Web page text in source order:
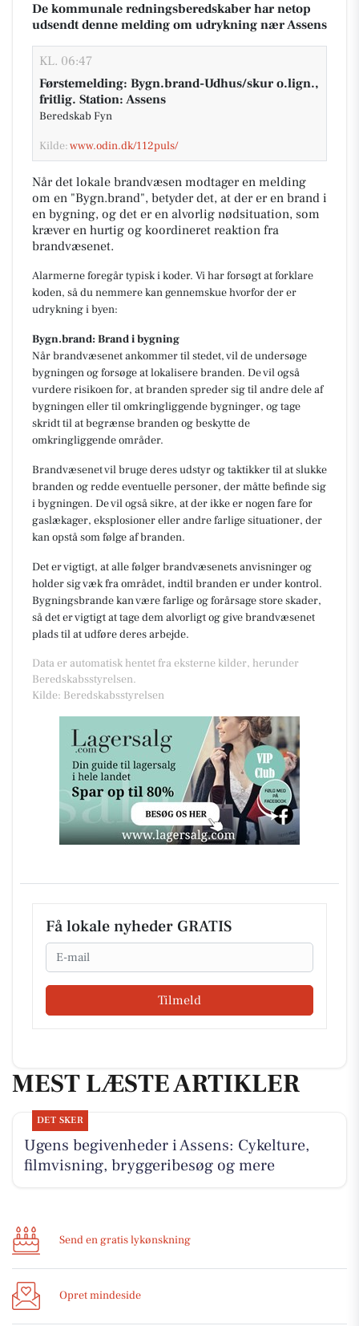
De kommunale redningsberedskaber har netop
udsendt denne melding om udrykning nær Assens
KL. 06:47
Førstemelding: Bygn.brand-Udhus/skur o.lign.,
fritlig. Station: Assens
Beredskab Fyn
Kilde:www.odin.dk/112puls/
Når det lokale brandvæsen modtager en melding
om en "Bygn.brand", betyder det, at der er en brand i
en bygning, og det er en alvorlig nødsituation, som
kræver en hurtig og koordineret reaktion fra
brandvæsenet.
Alarmerne foregår typisk i koder. Vi har forsøgt at forklare
koden, så du nemmere kan gennemskue hvorfor der er
udrykning i byen:
Bygn.brand: Brand i bygning
Når brandvæsenet ankommer til stedet, vil de undersøge
bygningen og forsøge at lokalisere branden. De vil også
vurdere risikoen for, at branden spreder sig til andre dele af
bygningen eller til omkringliggende bygninger, og tage
skridt til at begrænse branden og beskytte de
omkringliggende områder.
Brandvæsenet vil bruge deres udstyr og taktikker til at slukke
branden og redde eventuelle personer, der måtte befinde sig
i bygningen. De vil også sikre, at der ikke er nogen fare for
gaslækager, eksplosioner eller andre farlige situationer, der
kan opstå som følge af branden.
Det er vigtigt, at alle følger brandvæsenets anvisninger og
holder sig væk fra området, indtil branden er under kontrol.
Bygningsbrande kan være farlige og forårsage store skader,
så det er vigtigt at tage dem alvorligt og give brandvæsenet
plads til at udføre deres arbejde.
Data er automatisk hentet fra eksterne kilder, herunder
Beredskabsstyrelsen.
Kilde: Beredskabsstyrelsen
Få lokale nyheder GRATIS
Email
Tilmeld
MEST LÆSTE ARTIKLER
DET SKER
Ugens begivenheder i Assens: Cykelture,
filmvisning, bryggeribesøg og mere
Send en gratis lykønskning
Opret mindeside